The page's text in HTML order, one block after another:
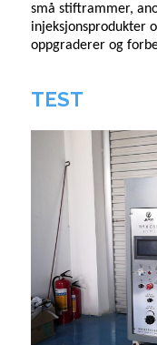
små stiftrammer,
injeksjonsprodukter
oppgraderer og
TEST